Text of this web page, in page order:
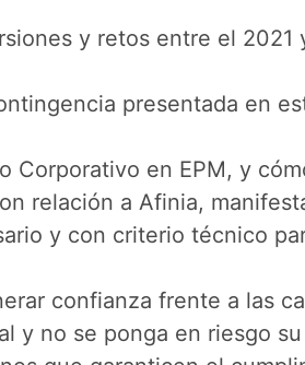
y retos entre el 2021
presentada en
Corporativo en EPM, y
relación a Afinia,
y con criterio técnico
confianza frente a las
y no se ponga en riesgo